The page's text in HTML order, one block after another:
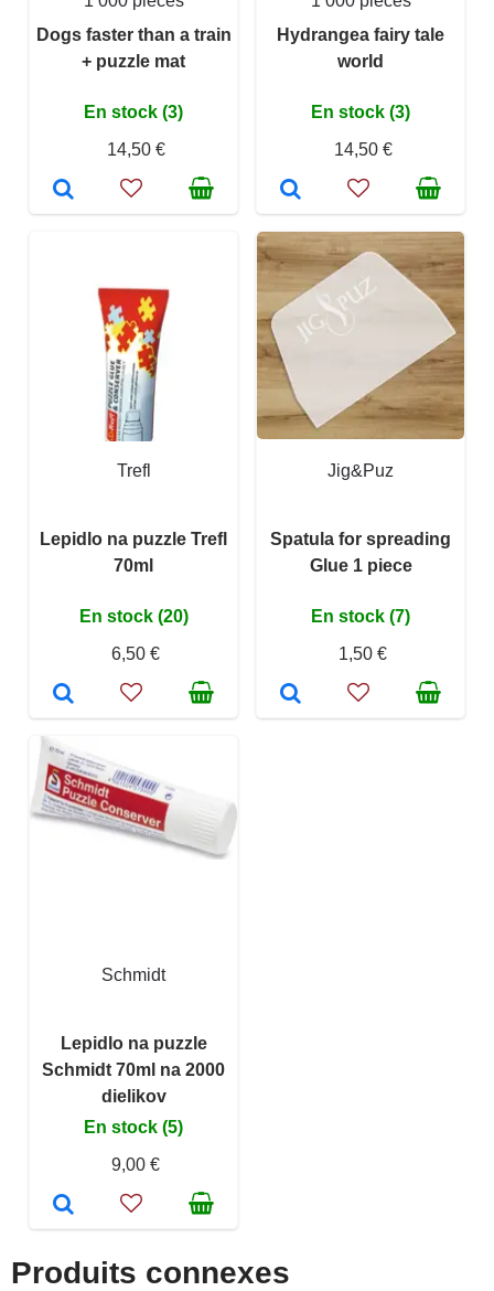
Dogs faster than a train
+ puzzle mat
En stock (3)
14,50 €
Hydrangea fairy tale
world
En stock (3)
14,50 €
Trefl
Lepidlo na puzzle Trefl
70ml
En stock (20)
6,50 €
Jig&Puz
Spatula for spreading
Glue 1 piece
En stock (7)
1,50 €
Schmidt
Lepidlo na puzzle
Schmidt 70ml na 2000
dielikov
En stock (5)
9,00 €
Produits connexes